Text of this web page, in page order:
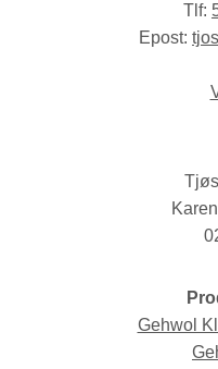
Tlf:
Epost:
Gehwol